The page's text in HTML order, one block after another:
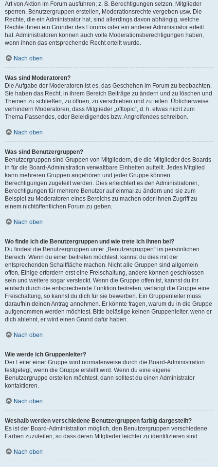
Art von Aktion im Forum ausführen; z. B. Berechtigungen setzen, Mitglieder
sperren, Benutzergruppen erstellen, Moderationsrechte vergeben usw. Die
Rechte, die ein Administrator hat, sind allerdings davon abhängig, welche
Rechte ihnen ein Gründer des Forums oder ein anderer Administrator erteilt
hat. Administratoren können auch volle Moderationsberechtigungen haben,
wenn ihnen das entsprechende Recht erteilt wurde.
Nach oben
Was sind Moderatoren?
Die Aufgabe der Moderatoren ist es, das Geschehen im Forum zu beobachten.
Sie haben das Recht, in ihrem Bereich Beiträge zu ändern und zu löschen und
Themen zu schließen, zu öffnen, zu verschieben und zu teilen. Üblicherweise
verhindern Moderatoren, dass Mitglieder „offtopic“, d. h. etwas nicht zum
Thema Passendes, oder Beleidigendes bzw. Angreifendes schreiben.
Nach oben
Was sind Benutzergruppen?
Benutzergruppen sind Gruppen von Mitgliedern, die die Mitglieder des Boards
in für die Board-Administration verwaltbare Einheiten aufteilt. Jedes Mitglied
kann mehreren Gruppen angehören und jeder Gruppe können
Berechtigungen zugeteilt werden. Dies erleichtert es den Administratoren,
Berechtigungen für mehrere Benutzer auf einmal zu ändern und sie zum
Beispiel zu Moderatoren eines Bereichs zu machen oder ihnen Zugriff zu
einem nichtöffentlichen Forum zu geben.
Nach oben
Wo finde ich die Benutzergruppen und wie trete ich ihnen bei?
Du findest die Benutzergruppen unter „Benutzergruppen“ im persönlichen
Bereich. Wenn du einer beitreten möchtest, kannst du dies mit der
entsprechenden Schaltfläche machen. Nicht alle Gruppen sind allgemein
offen. Einige erfordern erst eine Freischaltung, andere können geschlossen
sein und weitere sogar versteckt. Wenn die Gruppe offen ist, kannst du ihr
einfach durch die entsprechende Funktion beitreten; verlangt die Gruppe eine
Freischaltung, so kannst du dich für sie bewerben. Ein Gruppenleiter muss
daraufhin deinen Antrag annehmen. Er könnte fragen, warum du in die Gruppe
aufgenommen werden möchtest. Bitte belästige keinen Gruppenleiter, wenn er
dich ablehnt, er wird einen Grund dafür haben.
Nach oben
Wie werde ich Gruppenleiter?
Der Leiter einer Gruppe wird normalerweise durch die Board-Administration
festgelegt, wenn die Gruppe erstellt wird. Wenn du eine eigene
Benutzergruppe erstellen möchtest, dann solltest du einen Administrator
kontaktieren.
Nach oben
Weshalb werden verschiedene Benutzergruppen farbig dargestellt?
Es ist der Board-Administration möglich, den Benutzergruppen verschiedene
Farben zuzuteilen, so dass deren Mitglieder leichter zu identifizieren sind.
Nach oben